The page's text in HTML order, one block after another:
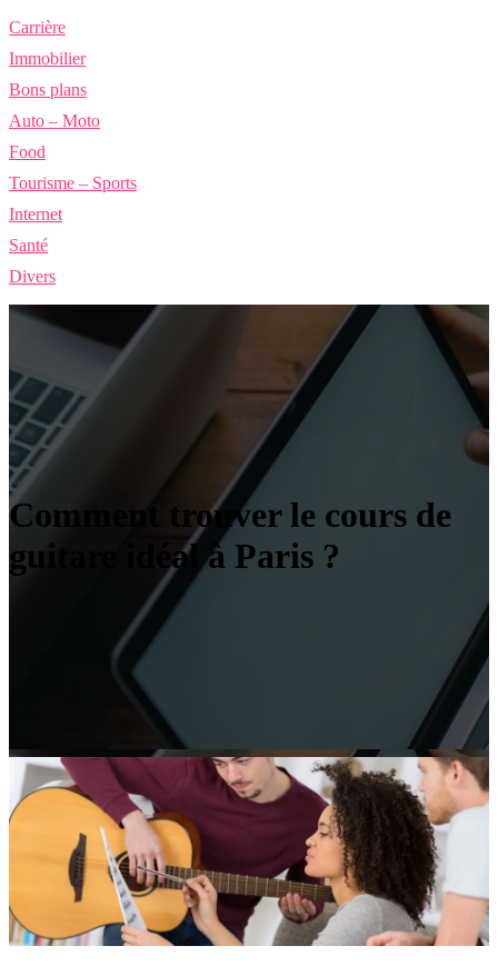
Carrière
Immobilier
Bons plans
Auto – Moto
Food
Tourisme – Sports
Internet
Santé
Divers
Comment trouver le cours de
guitare idéal à Paris ?